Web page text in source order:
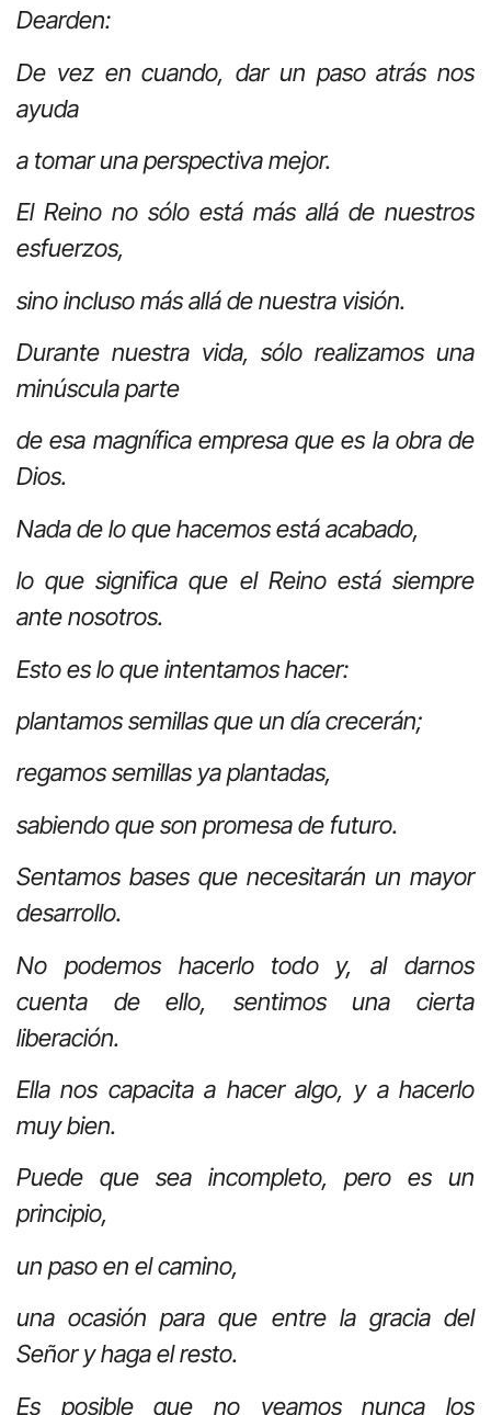
Dearden:
De vez en cuando, dar un paso atrás nos
ayuda
a tomar una perspectiva mejor.
El Reino no sólo está más allá de nuestros
esfuerzos,
sino incluso más allá de nuestra visión.
Durante nuestra vida, sólo realizamos una
minúscula parte
de esa magnífica empresa que es la obra de
Dios.
Nada de lo que hacemos está acabado,
lo que significa que el Reino está siempre
ante nosotros.
Esto es lo que intentamos hacer:
plantamos semillas que un día crecerán;
regamos semillas ya plantadas,
sabiendo que son promesa de futuro.
Sentamos bases que necesitarán un mayor
desarrollo.
No podemos hacerlo todo y, al darnos
cuenta de ello, sentimos una cierta
liberación.
Ella nos capacita a hacer algo, y a hacerlo
muy bien.
Puede que sea incompleto, pero es un
principio,
un paso en el camino,
una ocasión para que entre la gracia del
Señor y haga el resto.
Es posible que no veamos nunca los